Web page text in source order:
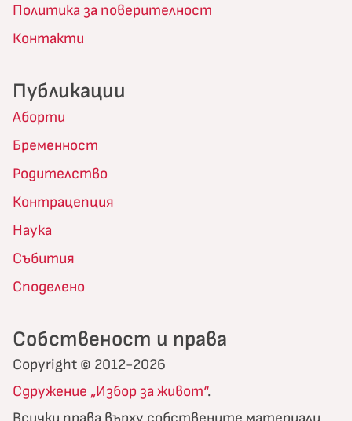
Собственост и права
Copyright © 2012-2026
Сдружение „Избор за живот“.
Политика за поверителност
Контакти
Публикации
Аборти
Бременност
Родителство
Контрацепция
Наука
Събития
Споделено